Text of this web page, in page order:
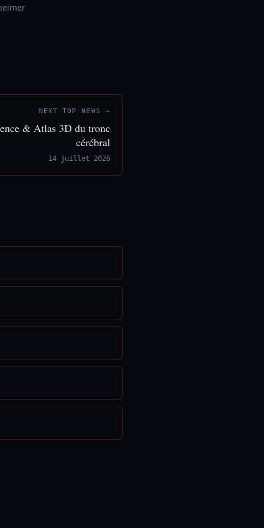
NEXT TOP NEWS →
& Atlas 3D du tronc
cérébral
14 juillet 2026